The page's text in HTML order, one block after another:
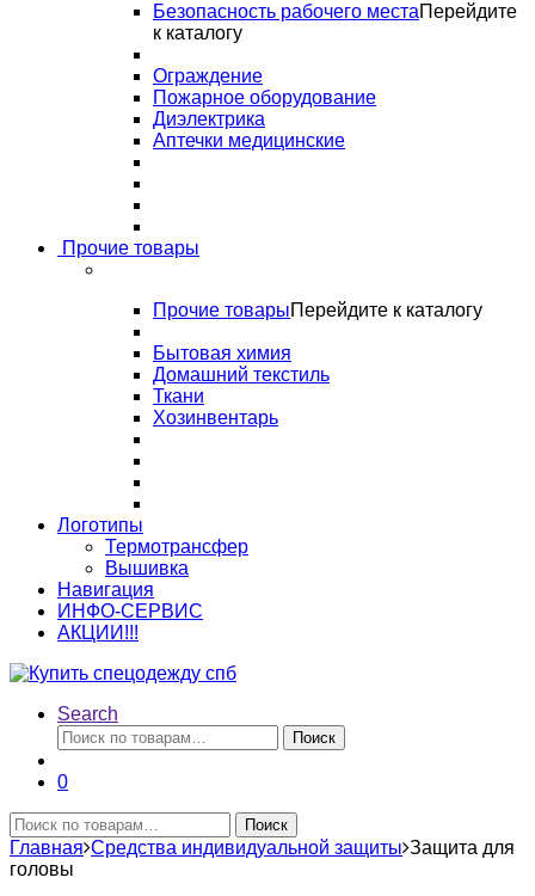
Безопасность рабочего местаПерейдите
к каталогу
Ограждение
Пожарное оборудование
Диэлектрика
Аптечки медицинские
Прочие товары
Прочие товарыПерейдите к каталогу
Бытовая химия
Домашний текстиль
Ткани
Хозинвентарь
Логотипы
Термотрансфер
Вышивка
Навигация
ИНФО-СЕРВИС
АКЦИИ!!!
Search
Искать:
Поиск
0
Искать:
Поиск
Главная Средства индивидуальной защиты Защита для
головы